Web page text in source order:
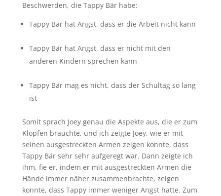
Beschwerden, die Tappy Bär habe:
Tappy Bär hat Angst, dass er die Arbeit nicht kann
Tappy Bär hat Angst, dass er nicht mit den
anderen Kindern sprechen kann
Tappy Bär mag es nicht, dass der Schultag so lang
ist
Somit sprach Joey genau die Aspekte aus, die er zum
Klopfen brauchte, und ich zeigte Joey, wie er mit
seinen ausgestreckten Armen zeigen konnte, dass
Tappy Bär sehr sehr aufgeregt war. Dann zeigte ich
ihm, fie er, indem er mit ausgestreckten Armen die
Hände immer näher zusammenbrachte, zeigen
konnte, dass Tappy immer weniger Angst hatte. Zum